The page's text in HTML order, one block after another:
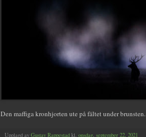
Den maffiga kronhjorten ute på fältet under brunsten.
Upplagd av Gustav Rappestad kl. onsdag, september 22, 2021